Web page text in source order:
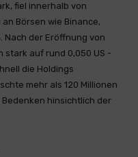
fiel innerhalb von
Börsen wie Binance,
Nach der Eröffnung von
stark auf rund 0,050 US -
die Holdings
mehr als 120 Millionen
hinsichtlich der